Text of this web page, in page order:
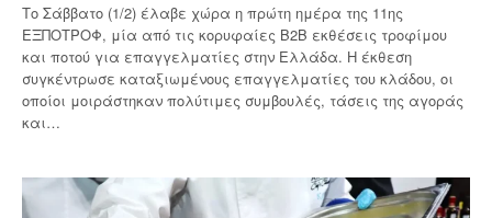
Το Σάββατο (1/2) έλαβε χώρα η πρώτη ημέρα της 11ης
ΕΞΠΟΤΡΟΦ, μία από τις κορυφαίες Β2Β εκθέσεις τροφίμου
και ποτού για επαγγελματίες στην Ελλάδα. Η έκθεση
συγκέντρωσε καταξιωμένους επαγγελματίες του κλάδου, οι
οποίοι μοιράστηκαν πολύτιμες συμβουλές, τάσεις της αγοράς
και…